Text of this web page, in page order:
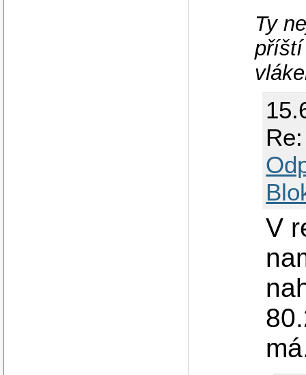
Ty
příští
V